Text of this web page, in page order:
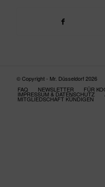
© Copyright - Mr. Düsseldorf 2026
FAQ
NEWSLETTER FÜR
IMPRESSUM & DATENSCHUTZ
MITGLIEDSCHAFT KÜNDIGEN